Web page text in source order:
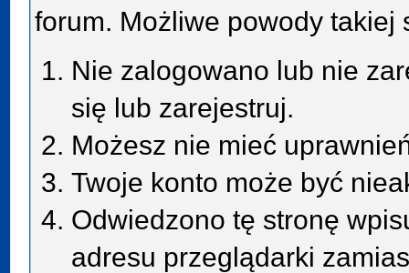
forum. Możliwe powody takiej
Nie zalogowano lub nie
się lub zarejestruj.
Możesz nie mieć
Twoje konto może być
Odwiedzono tę stronę
adresu przeglądarki